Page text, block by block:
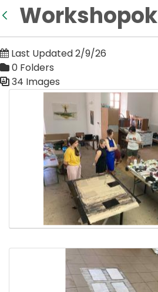
Workshopok
Last Updated 2/9/26
0 Folders
34 Images
Media Gallery